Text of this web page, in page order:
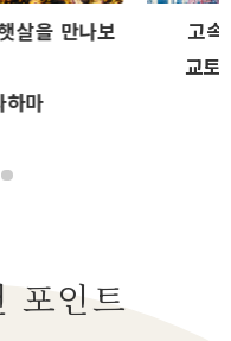
살을 만나보
마
고
교
포인트